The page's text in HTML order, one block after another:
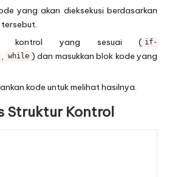
yang akan dieksekusi berdasarkan
kontrol yang sesuai ( if-
while ) dan masukkan blok kode yang
kode untuk melihat hasilnya.
Struktur Kontrol